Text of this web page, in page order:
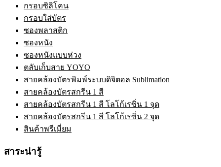
กรอบซิลิโคน
กรอบใส่บัตร
ซองพลาสติก
ซองหนัง
ซองหนังแบบห่วง
ตลับเก็บสาย YOYO
สายคล้องบัตรพิมพ์ระบบดิจิตอล Sublimation
สายคล้องบัตรสกรีน 1 สี
สายคล้องบัตรสกรีน 1 สี โลโก้เรซิ่น 1 จุด
สายคล้องบัตรสกรีน 1 สี โลโก้เรซิ่น 2 จุด
สินค้าพรีเมี่ยม
สาระน่ารู้